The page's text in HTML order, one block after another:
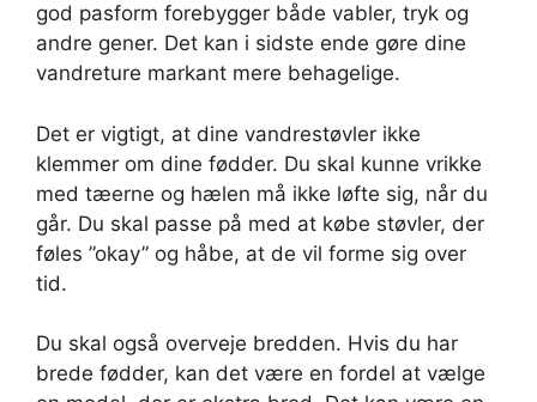
god pasform forebygger både vabler, tryk og
andre gener. Det kan i sidste ende gøre dine
vandreture markant mere behagelige.
Det er vigtigt, at dine vandrestøvler ikke
klemmer om dine fødder. Du skal kunne vrikke
med tæerne og hælen må ikke løfte sig, når du
går. Du skal passe på med at købe støvler, der
føles ”okay” og håbe, at de vil forme sig over
tid.
Du skal også overveje bredden. Hvis du har
brede fødder, kan det være en fordel at vælge